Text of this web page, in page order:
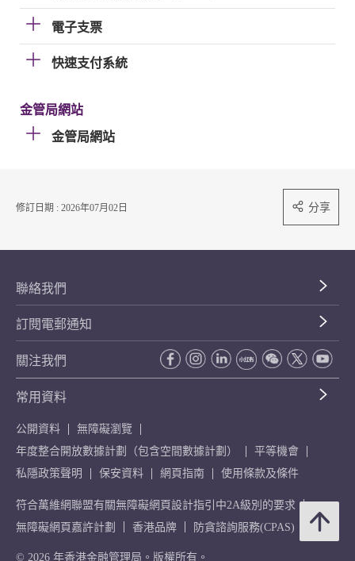
電子支票
快速支付系統
金管局網站
金管局網站
修訂日期 : 2026年07月02日 分享
聯絡我們
訂閱電郵通知
關注我們
常用資料
公開資料
無障礙瀏覽
年度整合開放數據計劃（包含空間數據計劃）
平等機會
私隱政策聲明
保安資料 網頁指南 使用條款及條件
符合萬維網聯盟有關無障礙網頁設計指引中2A級別的要求
無障礙網頁嘉許計劃
香港品牌 防貪諮詢服務(CPAS)
© 2026 年香港金融管理局。版權所有。